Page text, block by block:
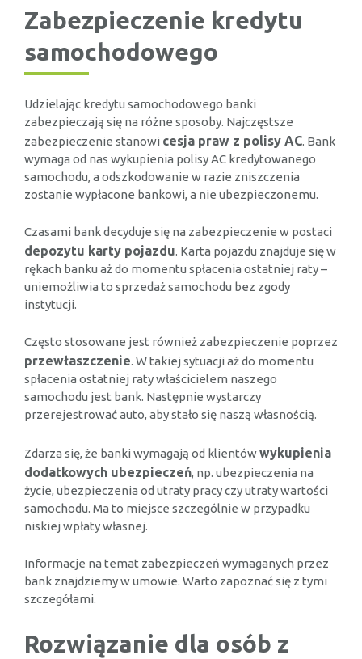
Zabezpieczenie kredytu
samochodowego
Udzielając kredytu samochodowego banki
zabezpieczają się na różne sposoby. Najczęstsze
zabezpieczenie stanowi cesja praw z polisy AC. Bank
wymaga od nas wykupienia polisy AC kredytowanego
samochodu, a odszkodowanie w razie zniszczenia
zostanie wypłacone bankowi, a nie ubezpieczonemu.
Czasami bank decyduje się na zabezpieczenie w postaci
depozytu karty pojazdu. Karta pojazdu znajduje się w
rękach banku aż do momentu spłacenia ostatniej raty –
uniemożliwia to sprzedaż samochodu bez zgody
instytucji.
Często stosowane jest również zabezpieczenie poprzez
przewłaszczenie. W takiej sytuacji aż do momentu
spłacenia ostatniej raty właścicielem naszego
samochodu jest bank. Następnie wystarczy
przerejestrować auto, aby stało się naszą własnością.
Zdarza się, że banki wymagają od klientówwykupienia
dodatkowych ubezpieczeń, np. ubezpieczenia na
życie, ubezpieczenia od utraty pracy czy utraty wartości
samochodu. Ma to miejsce szczególnie w przypadku
niskiej wpłaty własnej.
Informacje na temat zabezpieczeń wymaganych przez
bank znajdziemy w umowie. Warto zapoznać się z tymi
szczegółami.
Rozwiązanie dla osób z